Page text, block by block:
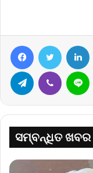
FacebookTwitter
Telegram Viber
ସମ୍ବନ୍ଧିତ ଖବର